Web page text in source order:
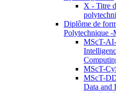
X - Titre
Diplôme de
Polytechnique
MScT-
MScT-
MScT-
Data and